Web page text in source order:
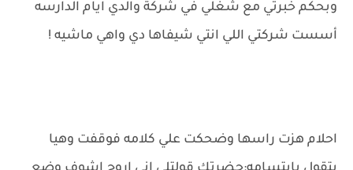
وبحكم خبرتي مع شغلي في شركة والدي ايام الدارسه
أسست شركتي اللي انتي شيفاها دي واهي ماشيه !
احلام هزت راسها وضحكت علي كلامه فوقفت وهيا